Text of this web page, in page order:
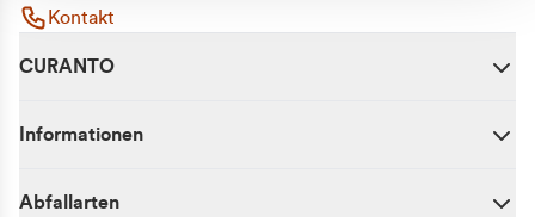
Kontakt
CURANTO
Informationen
Abfallarten